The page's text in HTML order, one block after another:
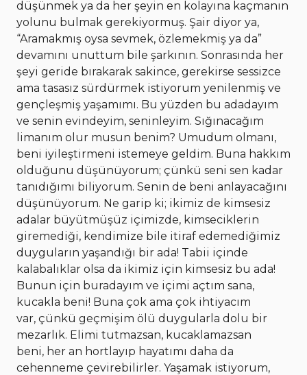
düşünmek ya da her şeyin en kolayına kaçmanın
yolunu bulmak gerekiyormuş. Şair diyor ya,
“Aramakmış oysa sevmek, özlemekmiş ya da”
devamını unuttum bile şarkının. Sonrasında her
şeyi geride bırakarak sakince, gerekirse sessizce
ama tasasız sürdürmek istiyorum yenilenmiş ve
gençleşmiş yaşamımı. Bu yüzden bu adadayım
ve senin evindeyim, seninleyim. Sığınacağım
limanım olur musun benim? Umudum olmanı,
beni iyileştirmeni istemeye geldim. Buna hakkım
olduğunu düşünüyorum; çünkü seni sen kadar
tanıdığımı biliyorum. Senin de beni anlayacağını
düşünüyorum. Ne garip ki; ikimiz de kimsesiz
adalar büyütmüşüz içimizde, kimseciklerin
giremediği, kendimize bile itiraf edemediğimiz
duyguların yaşandığı bir ada! Tabii içinde
kalabalıklar olsa da ikimiz için kimsesiz bu ada!
Bunun için buradayım ve içimi açtım sana,
kucakla beni! Buna çok ama çok ihtiyacım
var, çünkü geçmişim ölü duygularla dolu bir
mezarlık. Elimi tutmazsan, kucaklamazsan
beni, her an hortlayıp hayatımı daha da
cehenneme çevirebilirler. Yaşamak istiyorum,